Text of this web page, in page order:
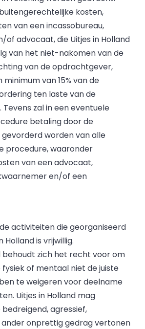
kosten,
van een incassobureau,
of advocaat, die Uitjes in Holland
van het niet-nakomen van de
van de opdrachtgever,
van 15% van de
ten laste van de
zal in een eventuele
betaling door de
worden van alle
procedure, waaronder
van een advocaat,
en/of een
activiteiten die georganiseerd
Holland is vrijwillig.
behoudt zich het recht voor om
of mentaal niet de juiste
te weigeren voor deelname
Uitjes in Holland mag
agressief,
onprettig gedrag vertonen